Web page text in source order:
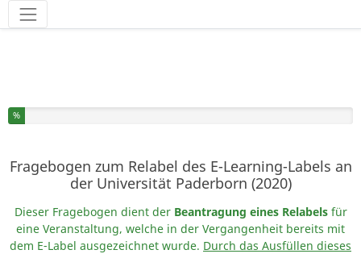
Werkzeuge
Sie haben % dieser Umfrage fertiggestellt.
%
Fragebogen zum Relabel des E-Learning-Labels an
der Universität Paderborn (2020)
Dieser Fragebogen dient der Beantragung eines Relabelsfür
eine Veranstaltung, welche in der Vergangenheit bereits mit
dem E-Label ausgezeichnet wurde. Durch das Ausfüllen dieses